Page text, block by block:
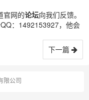
官网的论坛向我们反馈。
：1492153927，他会
下一篇
限公司